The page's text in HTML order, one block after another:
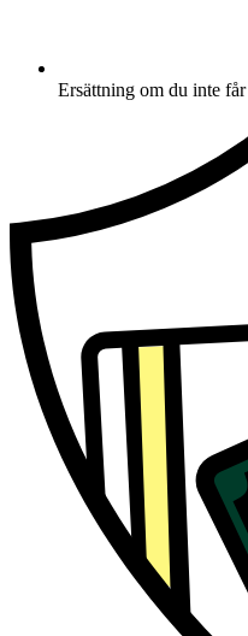
Ersättning om du inte